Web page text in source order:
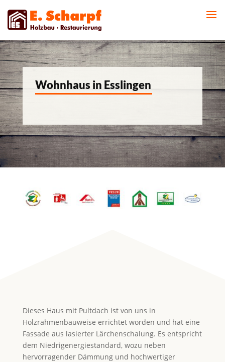
Wohnhaus in Esslingen
Dieses Haus mit Pultdach ist von uns in
Holzrahmenbauweise errichtet worden und hat eine
Fassade aus lasierter Lärchenschalung. Es entspricht
dem Niedrigenergiestandard, wozu neben
hervorragender Dämmung und hochwertiger